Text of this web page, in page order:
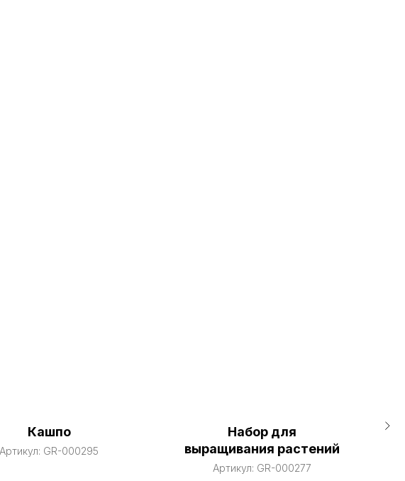
Кашпо
Артикул: GR-000295
Набор для
выращивания растений
Артикул: GR-000277